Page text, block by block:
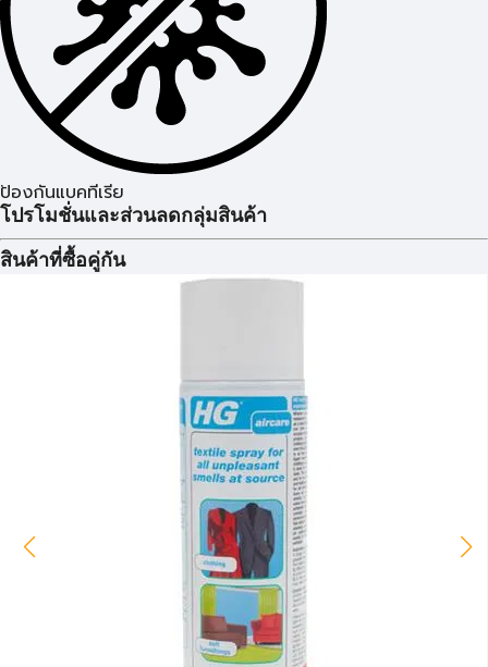
ป้องกันแบคทีเรีย
โปรโมชั่นและส่วนลดกลุ่มสินค้า
สินค้าที่ซื้อคู่กัน